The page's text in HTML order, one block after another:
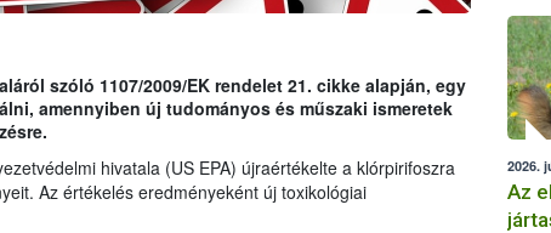
szóló 1107/2009/EK rendelet 21. cikke alapján, egy
amennyiben új tudományos és műszaki ismeretek
hivatala (US EPA) újraértékelte a klórpirifoszra
Az értékelés eredményeként új toxikológiai
2026.
Az